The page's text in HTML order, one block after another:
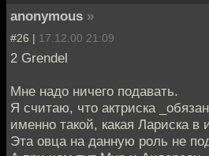
anonymous »
#26 | 17.12.00 21:09
2 Grendel
Мне надо ничего подавать.
Я считаю, что актриска
именно такой, какая Лариска в
Эта овца на данную роль не